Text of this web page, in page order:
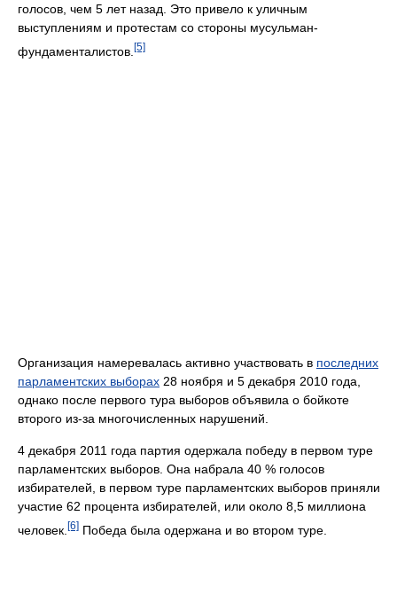
голосов, чем 5 лет назад. Это привело к уличным
выступлениям и протестам со стороны мусульман-
фундаменталистов. [5]
Организация намеревалась активно участвовать в последних
парламентских выборах 28 ноября и 5 декабря 2010 года,
однако после первого тура выборов объявила о бойкоте
второго из-за многочисленных нарушений.
4 декабря 2011 года партия одержала победу в первом туре
парламентских выборов. Она набрала 40 % голосов
избирателей, в первом туре парламентских выборов приняли
участие 62 процента избирателей, или около 8,5 миллиона
человек. [6] Победа была одержана и во втором туре.